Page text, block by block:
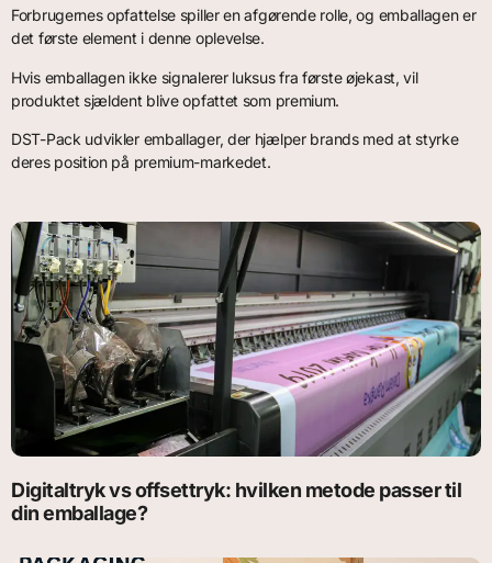
Forbrugernes opfattelse spiller en afgørende rolle, og emballagen er
det første element i denne oplevelse.
Hvis emballagen ikke signalerer luksus fra første øjekast, vil
produktet sjældent blive opfattet som premium.
DST-Pack udvikler emballager, der hjælper brands med at styrke
deres position på premium-markedet.
Digitaltryk vs offsettryk: hvilken metode passer til
din emballage?